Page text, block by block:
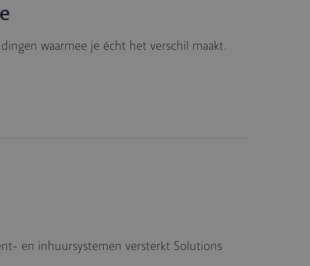
waarmee je écht het verschil maakt.
en inhuursystemen versterkt Solutions